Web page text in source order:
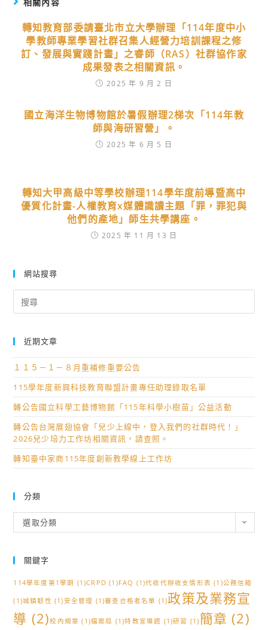
轉知教育部委請臺北市立大學辦理「114年度中小
學教師專業學習社群召集人經營力培訓課程之修
訂、發展與實踐計畫」之睿師（RAS）社群協作家
成果發表之相關資訊。
2025 年 9 月 2 日
國立海洋生物博物館於暑假辦理2梯次「114年教
師與海研習營」。
2025 年 6 月 5 日
轉知大甲高級中等學校辦理114學年度前導暨高中
優質化計畫-人權教育x媒體識讀主題「罪，罪犯與
他們的產地」師生共學講座。
2025 年 11 月 13 日
網站搜尋
for:
近期文章
１１５－１－８月重補修重要公告
115學年度新興科技教育聯盟計畫專任助理錄取名單
轉公告國立科學工藝博物館「115年科學小樹苗」公益活動
轉公告台灣展翅協會「兒少上線中，登入我們的社群時代！」
2026兒少培力工作坊相關資訊，請查照。
轉知臺中家商115年度創新教學線上工作坊
分類
類
選取分類
關鍵字
114學年度第1學期 (1)CRPD (1)FAQ (1)代收代辦收支情形表 (1)公務信箱
(1)城鎮韌性 (1)安全管理 (1)審查合格者名單 (1)政策及業務宣
導 (2)校內規章 (1)檔案局 (1)特教宣導週 (1)研習 (1) 簡章 (2)